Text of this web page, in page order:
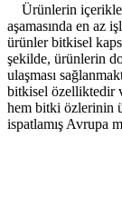
Ürünlerin
aşamasında en az
ürünler bitkisel
şekilde, ürünlerin
ulaşması
bitkisel özelliktedir
hem bitki özlerinin
ispatlamış Avrupa